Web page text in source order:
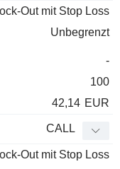
Out mit Stop Loss
Unbegrenzt
-
100
42,14 EUR
CALL
Out mit Stop Loss